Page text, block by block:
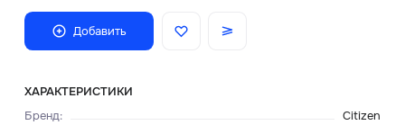
Добавить
ХАРАКТЕРИСТИКИ
Бренд:
Citizen
Блог